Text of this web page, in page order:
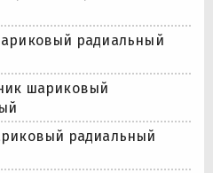
радиальный
шариковый
радиальный